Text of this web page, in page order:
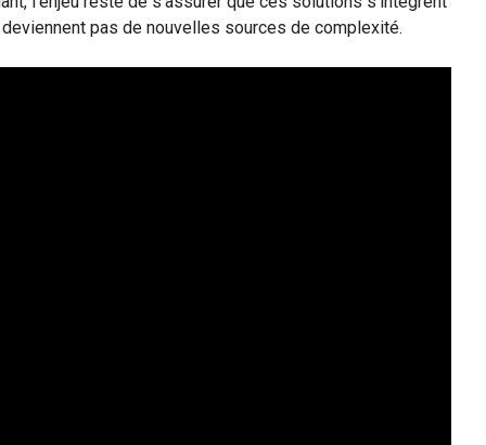
pas de nouvelles sources de complexité.